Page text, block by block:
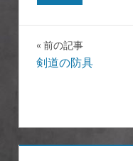
投
ナ
ビ
前の記事
剣道の防具